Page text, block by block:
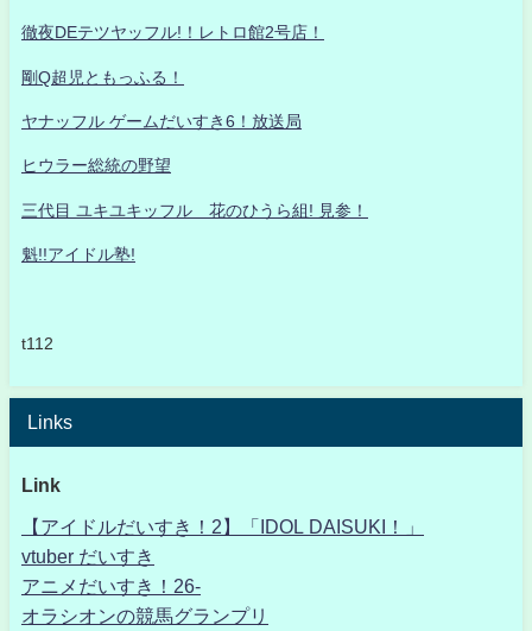
徹夜DEテツヤッフル!！レトロ館2号店！
剛Q超児ともっふる！
ヤナッフル ゲームだいすき6！放送局
ヒウラー総統の野望
三代目 ユキユキッフル 花のひうら組! 見参！
魁!!アイドル塾!
t112
Links
Link
【アイドルだいすき！2】「IDOL DAISUKI！」
vtuber だいすき
アニメだいすき！26-
オラシオンの競馬グランプリ